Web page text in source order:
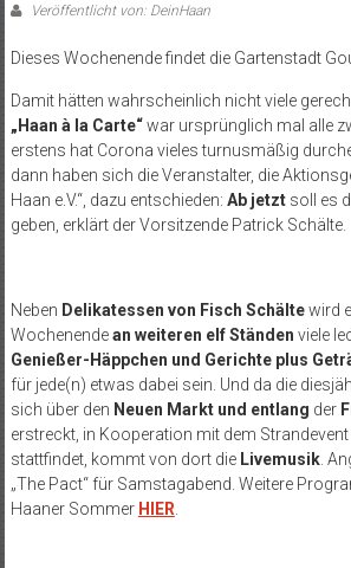
Veröffentlicht von: DeinHaan
Dieses Wochenende findet die Gartenstadt
Damit hätten wahrscheinlich nicht viele
„Haan à la Carte“war ursprünglich mal alle
erstens hat Corona vieles turnusmäßig
dann haben sich die Veranstalter, die
Haan e.V.“, dazu entschieden: Ab jetztsoll es
geben, erklärt der Vorsitzende Patrick Schälte.
Neben Delikatessen von Fisch Schältewird
Wochenendean weiteren elf Ständen viele
Genießer-Häppchen und Gerichte plus
für jede(n) etwas dabei sein. Und da die
sich über den Neuen Markt und entlang der
erstreckt, in Kooperation mit dem Strandevent
stattfindet, kommt von dort die Livemusik.
„The Pact“ für Samstagabend. Weitere
Haaner Sommer HIER